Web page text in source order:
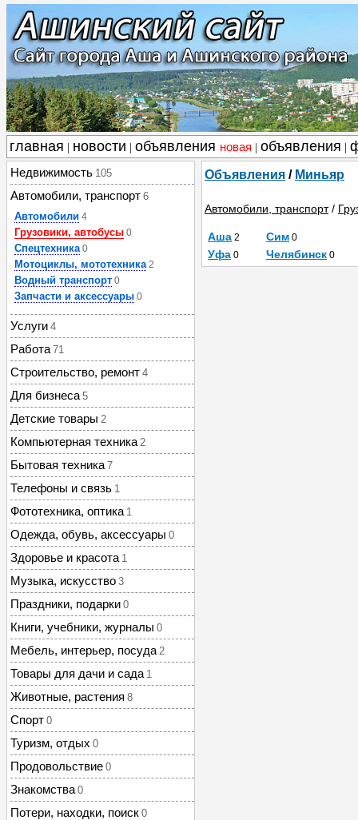
главная новости объявления новая объявления
Недвижимость 105
Автомобили, транспорт 6
Автомобили 4
Грузовики, автобусы 0
Спецтехника 0
Мотоциклы, мототехника 2
Водный транспорт 0
Запчасти и аксессуары 0
Услуги 4
Работа 71
Строительство, ремонт 4
Для бизнеса 5
Детские товары 2
Компьютерная техника 2
Бытовая техника 7
Телефоны и связь 1
Фототехника, оптика 1
Одежда, обувь, аксессуары 0
Здоровье и красота 1
Музыка, искусство 3
Праздники, подарки 0
Книги, учебники, журналы 0
Мебель, интерьер, посуда 2
Товары для дачи и сада 1
Животные, растения 8
Спорт 0
Туризм, отдых 0
Продовольствие 0
Знакомства 0
Потери, находки, поиск 0
Объявления / Миньяр
Автомобили, транспорт/
Аша 2 Сим 0
Уфа 0 Челябинск 0